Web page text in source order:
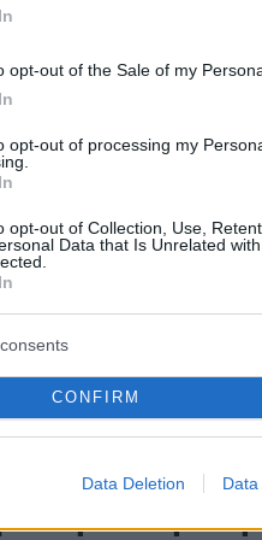
opt-out of the Sale of my
opt-out of processing my
opt-out of Collection, Use,
Data that Is Unrelated
CONFIRM
Data Deletion Data
σύμφωνα με τους
League με τη Ρεάλ
περισσότερο το
της
Γιόβιτς μετά
μέσο αναφέρθηκε στη
στον «killer» Σέρβο πρώην
την